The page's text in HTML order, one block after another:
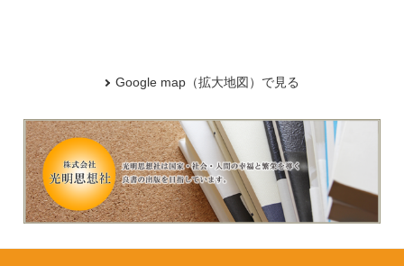
Google map（拡大地図）で見る